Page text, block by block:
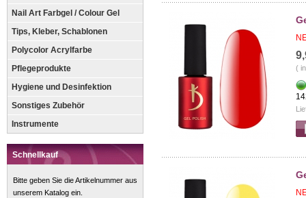
Nail Art Farbgel / Colour Gel
Tips, Kleber, Schablonen
Polycolor Acrylfarbe
Pflegeprodukte
Hygiene und Desinfektion
Sonstiges Zubehör
Instrumente
Schnellkauf
Bitte geben Sie die Artikelnummer aus
unserem Katalog ein.
(